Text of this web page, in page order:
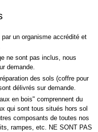
un organisme accrédité et
ne sont pas inclus, nous
demande.
des sols (coffre pour
délivrés sur demande.
en bois" comprennent du
qui sont tous situés hors sol
composants de toutes nos
rampes, etc. NE SONT PAS